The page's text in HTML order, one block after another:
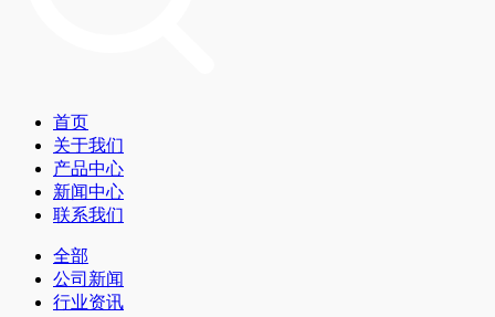
首页
关于我们
产品中心
新闻中心
联系我们
全部
公司新闻
行业资讯